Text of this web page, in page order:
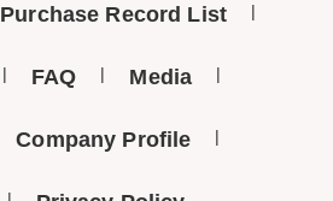
Purchase Record List
FAQ Media
Company Profile